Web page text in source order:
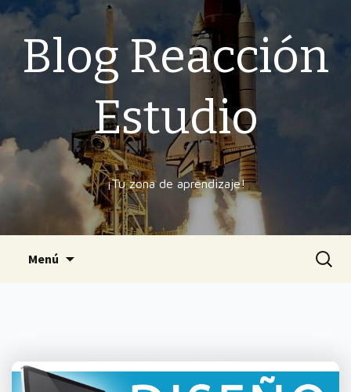
Blog Reacción
Estudio
¡Tu zona de aprendizaje!
Menú